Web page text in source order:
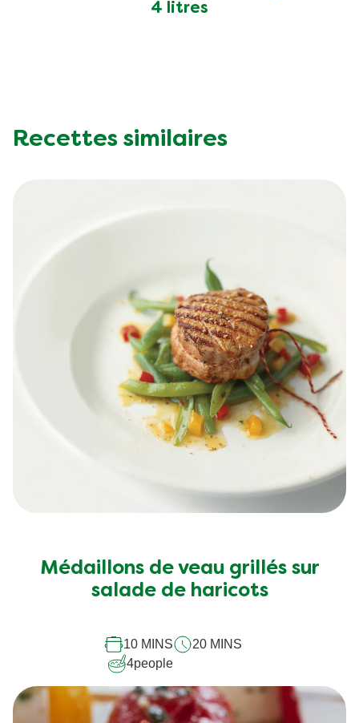
4 litres
Recettes similaires
Médaillons de veau grillés sur
salade de haricots
10 MINS
20 MINS
4people